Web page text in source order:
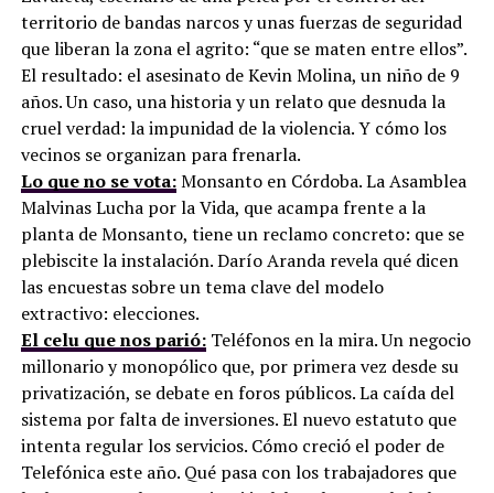
territorio de bandas narcos y unas fuerzas de seguridad
que liberan la zona el agrito: “que se maten entre ellos”.
El resultado: el asesinato de Kevin Molina, un niño de 9
años. Un caso, una historia y un relato que desnuda la
cruel verdad: la impunidad de la violencia. Y cómo los
vecinos se organizan para frenarla.
Lo que no se vota:Monsanto en Córdoba. La Asamblea
Malvinas Lucha por la Vida, que acampa frente a la
planta de Monsanto, tiene un reclamo concreto: que se
plebiscite la instalación. Darío Aranda revela qué dicen
las encuestas sobre un tema clave del modelo
extractivo: elecciones.
El celu que nos parió:Teléfonos en la mira. Un negocio
millonario y monopólico que, por primera vez desde su
privatización, se debate en foros públicos. La caída del
sistema por falta de inversiones. El nuevo estatuto que
intenta regular los servicios. Cómo creció el poder de
Telefónica este año. Qué pasa con los trabajadores que